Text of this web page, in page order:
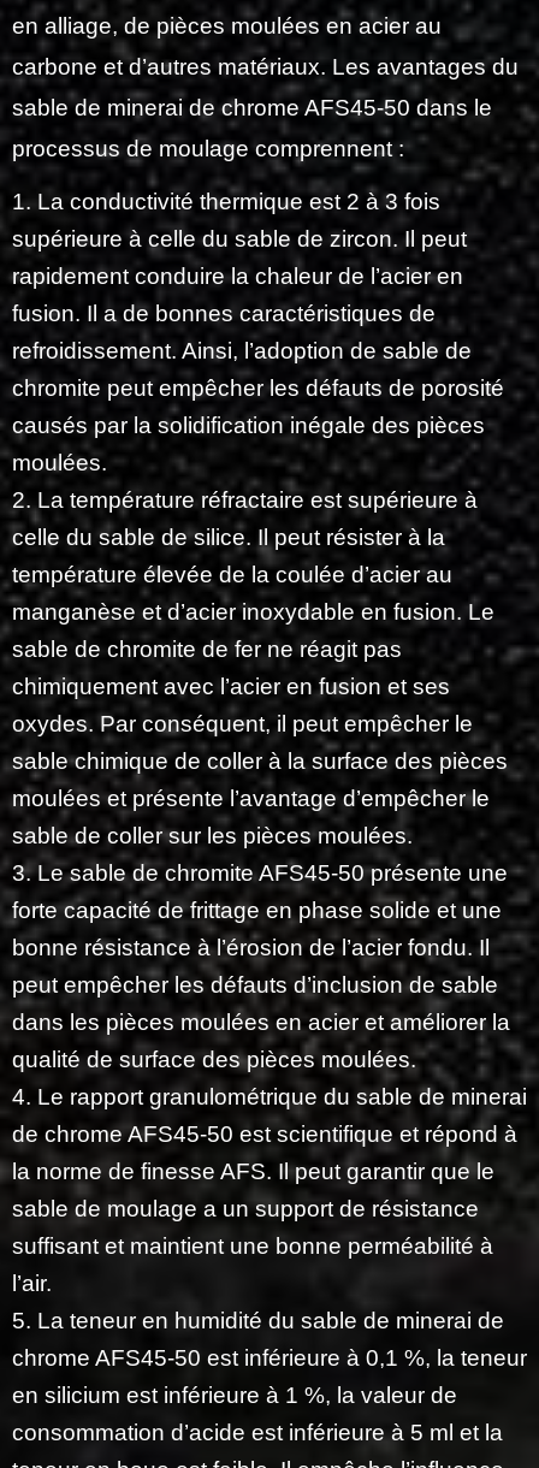
en alliage, de pièces moulées en acier au
carbone et d’autres matériaux. Les avantages du
sable de minerai de chrome AFS45-50 dans le
processus de moulage comprennent :
1. La conductivité thermique est 2 à 3 fois
supérieure à celle du sable de zircon. Il peut
rapidement conduire la chaleur de l’acier en
fusion. Il a de bonnes caractéristiques de
refroidissement. Ainsi, l’adoption de sable de
chromite peut empêcher les défauts de porosité
causés par la solidification inégale des pièces
moulées.
2. La température réfractaire est supérieure à
celle du sable de silice. Il peut résister à la
température élevée de la coulée d’acier au
manganèse et d’acier inoxydable en fusion. Le
sable de chromite de fer ne réagit pas
chimiquement avec l’acier en fusion et ses
oxydes. Par conséquent, il peut empêcher le
sable chimique de coller à la surface des pièces
moulées et présente l’avantage d’empêcher le
sable de coller sur les pièces moulées.
3. Le sable de chromite AFS45-50 présente une
forte capacité de frittage en phase solide et une
bonne résistance à l’érosion de l’acier fondu. Il
peut empêcher les défauts d’inclusion de sable
dans les pièces moulées en acier et améliorer la
qualité de surface des pièces moulées.
4. Le rapport granulométrique du sable de minerai
de chrome AFS45-50 est scientifique et répond à
la norme de finesse AFS. Il peut garantir que le
sable de moulage a un support de résistance
suffisant et maintient une bonne perméabilité à
l’air.
5. La teneur en humidité du sable de minerai de
chrome AFS45-50 est inférieure à 0,1 %, la teneur
en silicium est inférieure à 1 %, la valeur de
consommation d’acide est inférieure à 5 ml et la